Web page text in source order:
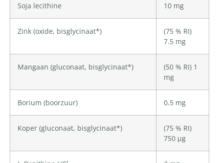
Soja lecithine 10 mg
Zink (oxide, bisglycinaat*)
(75 % RI)
7.5 mg
Mangaan (gluconaat, bisglycinaat*)
(50 % RI) 1
mg
Borium (boorzuur) 0.5 mg
Koper (gluconaat, bisglycinaat*)
(75 % RI)
750 µg